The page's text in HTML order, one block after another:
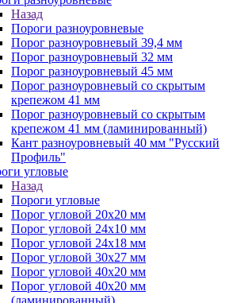
Назад
Пороги разноуровневые
Порог разноуровневый 39,4 мм
Порог разноуровневый 32 мм
Порог разноуровневый 45 мм
Порог разноуровневый со скрытым
крепежом 41 мм
Порог разноуровневый со скрытым
крепежом 41 мм (ламинированный)
Кант разноуровневый 40 мм "Русский
Профиль"
угловые
Назад
Пороги угловые
Порог угловой 20х20 мм
Порог угловой 24х10 мм
Порог угловой 24х18 мм
Порог угловой 30х27 мм
Порог угловой 40х20 мм
Порог угловой 40х20 мм
(ламинированный)